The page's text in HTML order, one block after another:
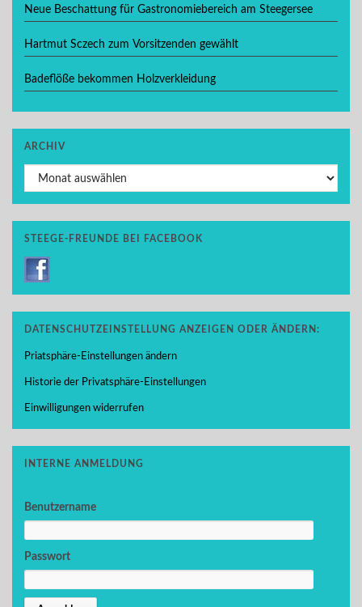
Neue Beschattung für Gastronomiebereich am Steegersee
Hartmut Sczech zum Vorsitzenden gewählt
Badeflöße bekommen Holzverkleidung
ARCHIV
Archiv
STEEGE-FREUNDE BEI FACEBOOK
DATENSCHUTZEINSTELLUNG ANZEIGEN ODER ÄNDERN:
Priatsphäre-Einstellungen ändern
Historie der Privatsphäre-Einstellungen
Einwilligungen widerrufen
INTERNE ANMELDUNG
Benutzername
Passwort